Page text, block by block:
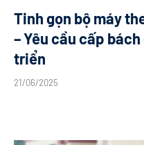
Tinh gọn bộ máy
– Yêu cầu cấp
triển
21/06/2025